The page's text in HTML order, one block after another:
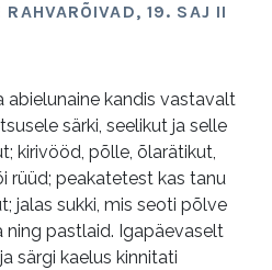
19. SAJ II
abielunaine kandis vastavalt
särki, seelikut ja selle
kirivööd, põlle, õlarätikut,
rüüd; peakatetest kas tanu
jalas sukki, mis seoti põlve
ning pastlaid. Igapäevaselt
särgi kaelus kinnitati